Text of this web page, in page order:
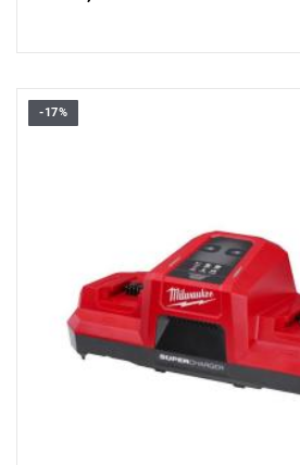
• Napięcie: 18 V
• Do akumulatorów Li-ion
-17%